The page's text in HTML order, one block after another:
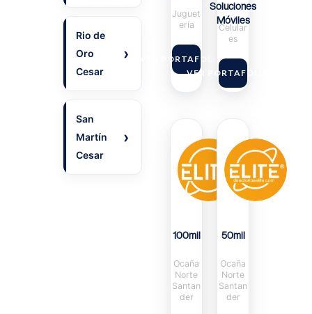
Rio de
Oro
Cesar
San
Martín
Cesar
Juguet
ería
VER PORTAFOLIO
Soluciones
Móviles
Celular
es
VER PORTAFOLIO
100mil
Ocaña
Norte
Santan
der
50mil
Ocaña
Norte
Santan
der